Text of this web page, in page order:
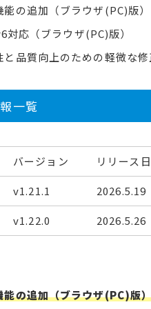
の追加（ブラウザ(PC)版）
応（ブラウザ(PC)版）
品質向上のための軽微な修
一覧
バージョン リリース日
v1.21.1 2026.5.19
v1.22.0 2026.5.26
能の追加（ブラウザ(PC)版